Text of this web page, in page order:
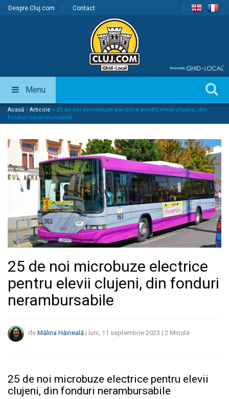
Despre Cluj.com Contact
Menu
Acasă » Articole » 25 de noi microbuze electrice pentru elevii clujeni, din
fonduri nerambursabile
25 de noi microbuze electrice
pentru elevii clujeni, din fonduri
nerambursabile
de Mălina Hăineală | luni, 11 septembrie 2023 | 2 Minute
25 de noi microbuze electrice pentru elevii
clujeni, din fonduri nerambursabile